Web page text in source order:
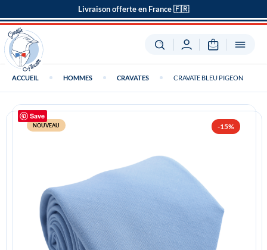
Livraison offerte en France 🇫🇷
ACCUEIL HOMMES CRAVATES CRAVATE BLEU PIGEON
Save
-15%
NOUVEAU